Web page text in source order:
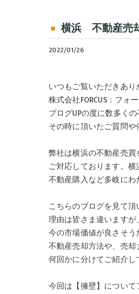
横浜 不動産売
2022/01/26
いつもご覧いただきあり
株式会社FORCUS：フォ
ブログUPの度に数多く
その時に頂いたご質問
弊社は横浜の不動産売
ご対応しております。
不動産購入など多岐に
こちらのブログを見て
理由は皆さま違います
今の市場価値が良さそ
不動産売却方法や、売
何回かに分けてご紹介
今回は【擁壁】について